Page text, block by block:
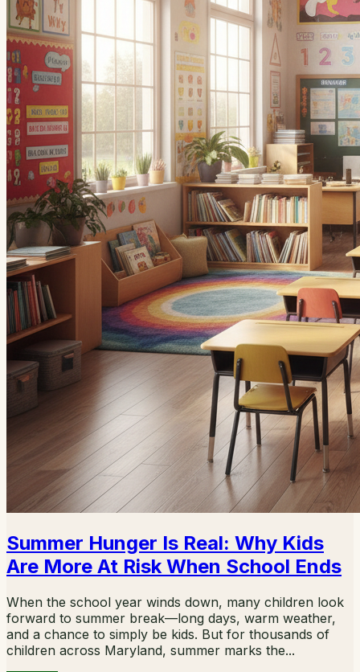
Summer Hunger Is Real: Why Kids
Are More At Risk When School Ends
When the school year winds down, many children look
forward to summer break—long days, warm weather,
and a chance to simply be kids. But for thousands of
children across Maryland, summer marks the...